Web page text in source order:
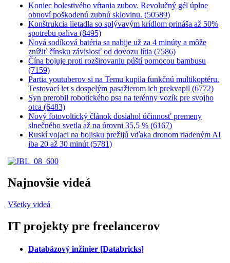
Koniec bolestivého vŕtania zubov. Revolučný gél úplne
obnoví poškodenú zubnú sklovinu. (50589)
Konštrukcia lietadla so splývavým krídlom prináša až 50%
spotrebu paliva (8495)
Nová sodíková batéria sa nabije už za 4 minúty a môže
znížiť čínsku závislosť od dovozu lítia (7586)
Čína bojuje proti rozširovaniu púští pomocou bambusu
(7159)
Partia youtuberov si na Temu kupila funkčnú multikoptéru.
Testovací let s dospelým pasažierom ich prekvapil (6772)
Syn prerobil robotického psa na terénny vozík pre svojho
otca (6483)
Nový fotovoltický článok dosiahol účinnosť premeny
slnečného svetla až na úrovni 35,5 % (6167)
Ruskí vojaci na bojisku prežijú vďaka dronom riadeným AI
iba 20 až 30 minút (5781)
Najnovšie videá
Všetky videá
IT projekty pre freelancerov
Databázový inžinier [Databricks]